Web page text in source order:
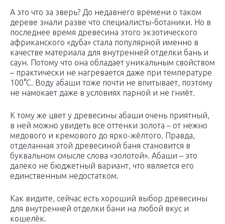
А это что за зверь? До недавнего времени о таком
дереве знали разве что специалисты-ботаники. Но в
последнее время древесина этого экзотического
африканского «дуба» стала популярной именно в
качестве материала для внутренней отделки бань и
саун. Потому что она обладает уникальным свойством
– практически не нагревается даже при температуре
100°C. Воду абаши тоже почти не впитывает, поэтому
не намокает даже в условиях парной и не гниёт.
К тому же цвет у древесины абаши очень приятный,
в ней можно увидеть все оттенки золота – от нежно
медового и кремового до ярко-жёлтого. Правда,
отделанная этой древесиной баня становится в
буквальном смысле слова «золотой». Абаши – это
далеко не бюджетный вариант, что является его
единственным недостатком.
Как видите, сейчас есть хороший выбор древесины
для внутренней отделки бани на любой вкус и
кошелёк.